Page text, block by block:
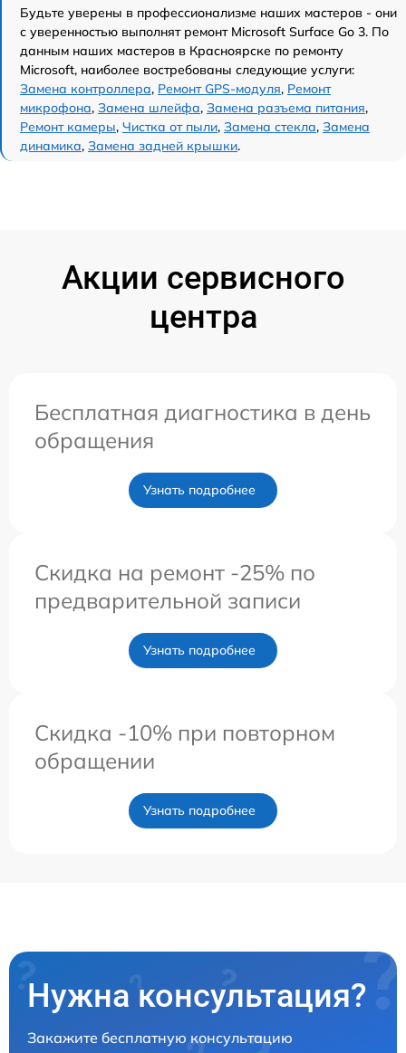
Будьте уверены в профессионализме наших мастеров - они
с уверенностью выполнят ремонт Microsoft Surface Go 3. По
данным наших мастеров в Красноярске по ремонту
Microsoft, наиболее востребованы следующие услуги:
Замена контроллера, Ремонт GPS-модуля, Ремонт
микрофона, Замена шлейфа, Замена разъема питания,
Ремонт камеры, Чистка от пыли, Замена стекла, Замена
динамика, Замена задней крышки.
Акции сервисного
центра
Бесплатная диагностика в день
обращения
Узнать подробнее
Скидка на ремонт -25% по
предварительной записи
Узнать подробнее
Скидка -10% при повторном
обращении
Узнать подробнее
Нужна консультация?
Закажите бесплатную консультацию